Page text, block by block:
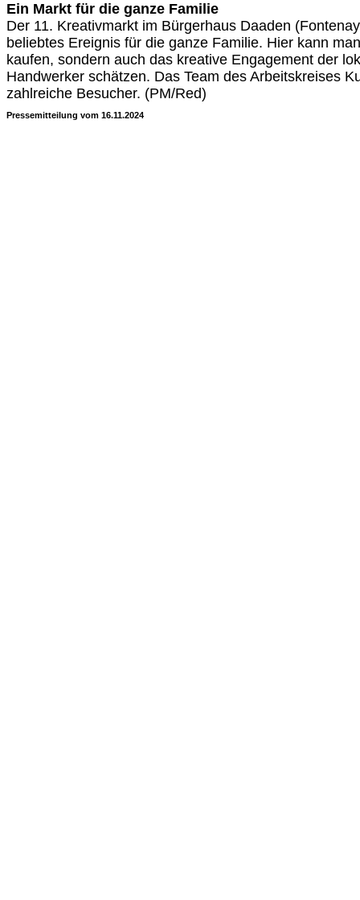
Ein Markt für die ganze Familie
Der 11. Kreativmarkt im Bürgerhaus Daaden
beliebtes Ereignis für die ganze Familie. Hier kann
kaufen, sondern auch das kreative Engagement der
Handwerker schätzen. Das Team des Arbeitskreises
zahlreiche Besucher. (PM/Red)
Pressemitteilung vom 16.11.2024